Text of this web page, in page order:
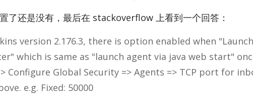
了还是没有，最后在 stack­over­flow 上看到一个回答：
ver­sion 2.176.3, there is op­tion en­abled when
which is same as "launch agent via java web start"
Con­fig­ure Global Se­cu­rity => Agents => TCP port for
e.g. Fixed: 50000